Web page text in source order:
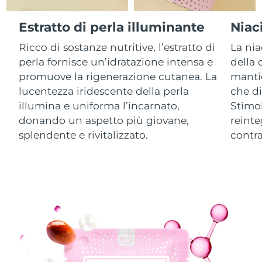
Estratto di perla illuminante
Ricco di sostanze nutritive, l’estratto di
perla fornisce un’idratazione intensa e
promuove la rigenerazione cutanea. La
lucentezza iridescente della perla
illumina e uniforma l’incarnato,
donando un aspetto più giovane,
splendente e rivitalizzato.
La
della
che
RAS di Macao Consegna stimata 8/12/26
Malaysia Consegna stimata 8/13/26
Malta Consegna stimata8/10/26
Messico Consegna stimata 8/14/26
Monaco Consegna stimata 8/11/26
Norvegia Consegna stimata8/10/26
Consegna stimata